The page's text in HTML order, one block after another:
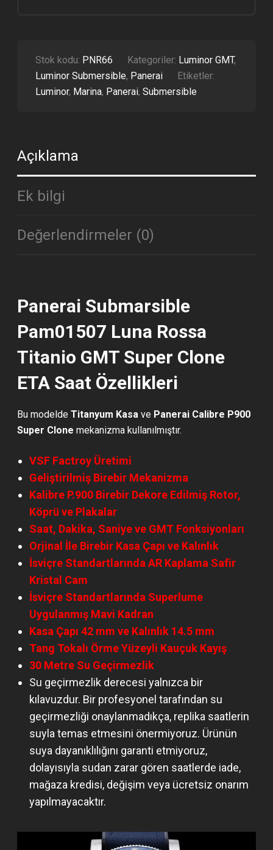
CLONE
ETA
ADET
Stok kodu: PNR66 Kategoriler: Luminor GMT,
Luminor Submersible, Panerai
Etiketler:
Luminor, Marina, Panerai,Submersible
Açıklama
Ek bilgi
Değerlendirmeler (0)
Panerai Submarsible
Pam01507 Luna Rossa
Titanio GMT Super Clone
ETA Saat Özellikleri
Bu modeldeTitanyum Kasa ve Panerai Calibre P900
Super Clone mekanizma kullanılmıştır.
VSF Factroy Üretimi
Geliştirilmiş Birebir Mekanizma
Kalibre P.900 Birebir Dekore Edilmiş Rotor,
Köprü ve Plakalar
Saat, Dakika, Saniye ve GMT Fonksiyonları
Orjinal İle Birebir Kasa Çapı ve Kalınlık
İsviçre Standartlarında AR Kaplama Safir
Kristal Cam
İsviçre Standartlarında Superlume
Uygulanmış Mavi Kadran
Kasa Çapı 42 mm ve Kalınlık 14.5 mm
Tang Tokalı Örme Yüzeyli Kauçuk Kayış
30 Metre Su Geçirmezlik
Su geçirmezlik derecesi yalnızca bir
kılavuzdur. Bir profesyonel tarafından su
geçirmezliği onaylanmadıkça, replika saatlerin
suyla temas etmesini önermiyoruz. Ürünün
suya dayanıklılığını garanti etmiyoruz,
dolayısıyla sudan zarar gören saatlerde iade,
mağaza kredisi, değişim veya ücretsiz onarım
yapılmayacaktır.